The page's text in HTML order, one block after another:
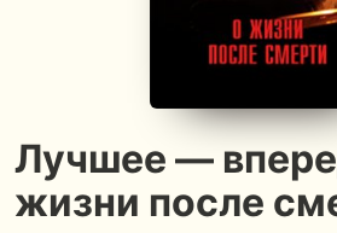
Лучшее —
жизни после